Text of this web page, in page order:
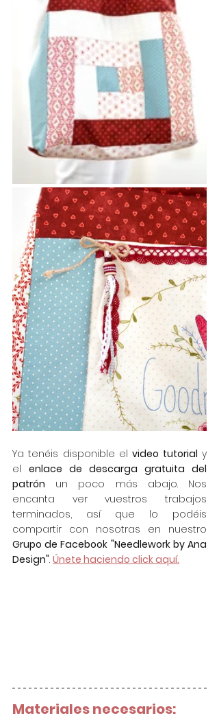
Ya tenéis disponible el video tutorial y
el enlace de descarga gratuita del
patrón un poco más abajo. Nos
encanta ver vuestros trabajos
terminados, así que lo podéis
Grupo de Facebook "Needlework by Ana
Design". Únete haciendo click aquí.
Materiales necesarios: